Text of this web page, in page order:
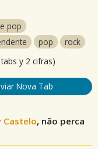
pop
pop
rock
y 2 cifras)
Nova Tab
Castelo, não perca